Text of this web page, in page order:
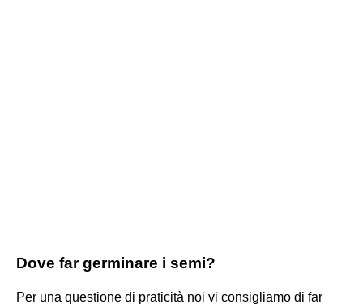
Dove far germinare i semi?
Per una questione di praticità noi vi consigliamo di far